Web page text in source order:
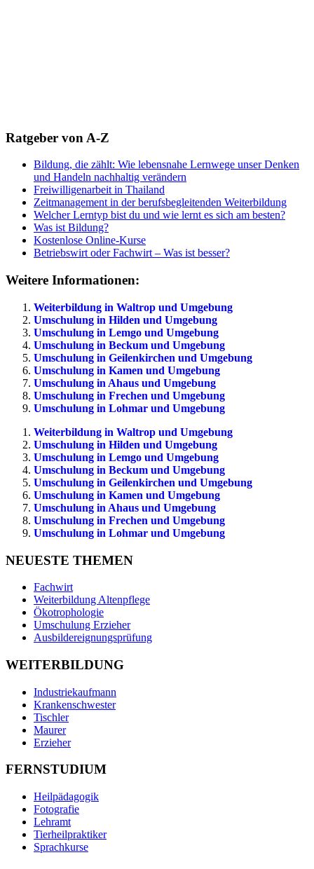
Ratgeber von A-Z
Bildung, die zählt: Wie lebensnahe Lernwege unser Denken
und Handeln nachhaltig verändern
Freiwilligenarbeit in Thailand
Zeitmanagement in der berufsbegleitenden Weiterbildung
Welcher Lerntyp bist du und wie lernt es sich am besten?
Was ist Bildung?
Kostenlose Online-Kurse
Betriebswirt oder Fachwirt – Was ist besser?
Weitere Informationen:
Weiterbildung in Waltrop und Umgebung
Umschulung in Hilden und Umgebung
Umschulung in Lemgo und Umgebung
Umschulung in Beckum und Umgebung
Umschulung in Geilenkirchen und Umgebung
Umschulung in Kamen und Umgebung
Umschulung in Ahaus und Umgebung
Umschulung in Frechen und Umgebung
Umschulung in Lohmar und Umgebung
Weiterbildung in Waltrop und Umgebung
Umschulung in Hilden und Umgebung
Umschulung in Lemgo und Umgebung
Umschulung in Beckum und Umgebung
Umschulung in Geilenkirchen und Umgebung
Umschulung in Kamen und Umgebung
Umschulung in Ahaus und Umgebung
Umschulung in Frechen und Umgebung
Umschulung in Lohmar und Umgebung
NEUESTE THEMEN
Fachwirt
Weiterbildung Altenpflege
Ökotrophologie
Umschulung Erzieher
Ausbildereignungsprüfung
WEITERBILDUNG
Industriekaufmann
Krankenschwester
Tischler
Maurer
Erzieher
FERNSTUDIUM
Heilpädagogik
Fotografie
Lehramt
Tierheilpraktiker
Sprachkurse